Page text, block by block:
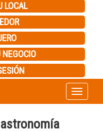
LOCAL
Toggle
navigation